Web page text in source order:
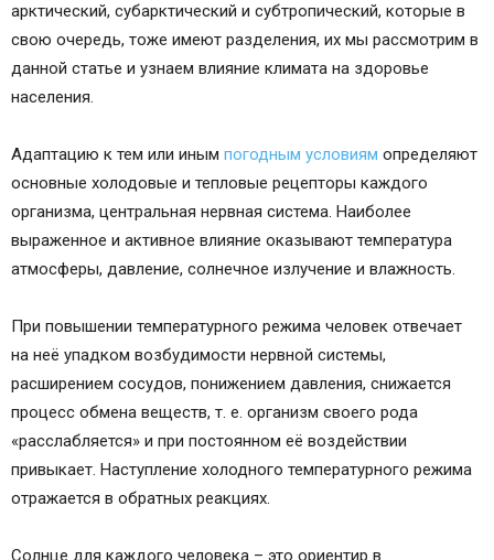
арктический, субарктический и субтропический, которые в
свою очередь, тоже имеют разделения, их мы рассмотрим в
данной статье и узнаем влияние климата на здоровье
населения.
Адаптацию к тем или иным погодным условиям определяют
основные холодовые и тепловые рецепторы каждого
организма, центральная нервная система. Наиболее
выраженное и активное влияние оказывают температура
атмосферы, давление, солнечное излучение и влажность.
При повышении температурного режима человек отвечает
на неё упадком возбудимости нервной системы,
расширением сосудов, понижением давления, снижается
процесс обмена веществ, т. е. организм своего рода
«расслабляется» и при постоянном её воздействии
привыкает. Наступление холодного температурного режима
отражается в обратных реакциях.
Солнце для каждого человека – это ориентир в